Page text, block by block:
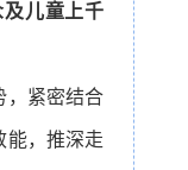
儿童上千
，紧密结合
能，推深走